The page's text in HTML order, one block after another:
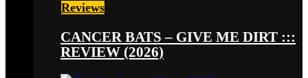
Reviews
CANCER BATS – GIVE ME DIRT :::
REVIEW (2026)